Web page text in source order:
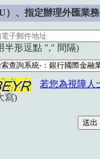
）、指定辦理外匯業
半形逗點 "," 間隔)
若您為視障人
寫)